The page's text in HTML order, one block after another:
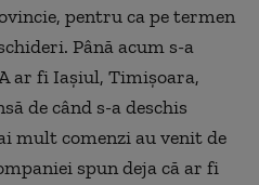
pentru ca pe termen
Până acum s-a
ar fi Iaşiul, Timişoara,
de când s-a deschis
mult comenzi au venit de
spun deja că ar fi